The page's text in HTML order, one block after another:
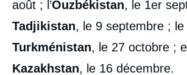
août ; l’Ouzbékistan, le 1er
Tadjikistan, le 9 septembre ; le
Turkménistan, le 27 octobre ;
Kazakhstan, le 16 décembre.